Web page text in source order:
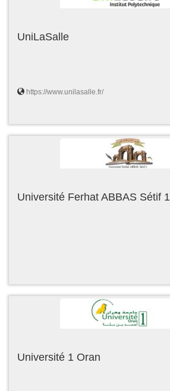
UniLaSalle
https://www.unilasalle.fr/
Université Ferhat ABBAS Sétif 1
Université 1 Oran